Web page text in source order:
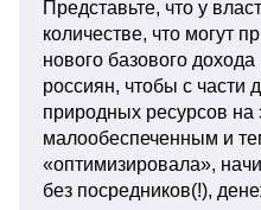
Представьте, что у
количестве, что могут
нового базового
россиян, чтобы с части
природных ресурсов на
малообеспеченным и
«оптимизировала»,
без посредников(!),